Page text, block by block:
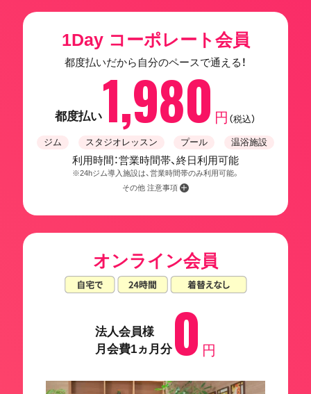
1Day コーポレート会員
都度払いだから自分のペースで通える！
都度払い1,980 円 （税込）
ジム スタジオレッスン プール 温浴施設
利用時間：営業時間帯、終日利用可能
※24hジム導入施設は、営業時間帯のみ利用可能。
その他 注意事項
オンライン会員
法人会員様
月会費1ヵ月分0 円